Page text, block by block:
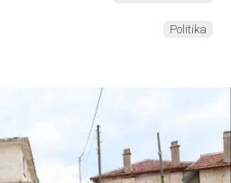
Politika